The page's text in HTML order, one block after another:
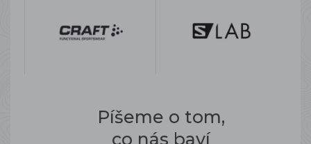
Píšeme o tom,
co nás baví